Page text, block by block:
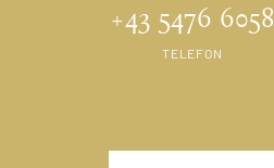
+43 5476 6058
TELEFON